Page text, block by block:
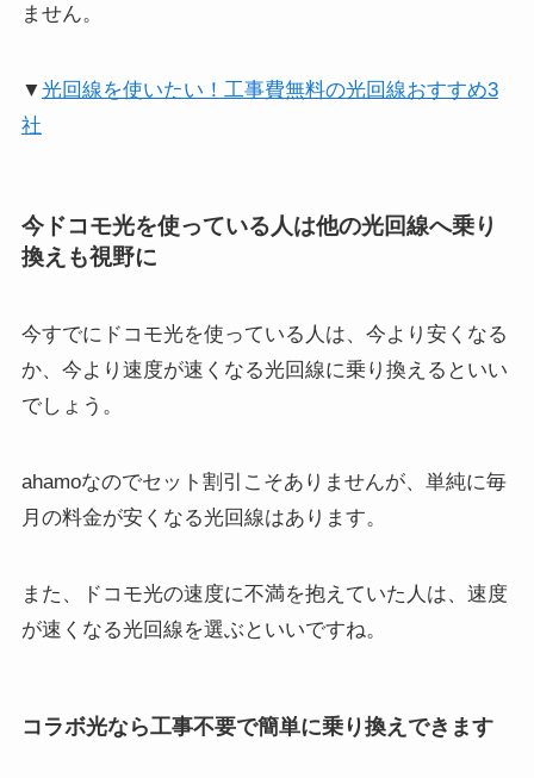
ません。
▼光回線を使いたい！工事費無料の光回線おすすめ3
社
今ドコモ光を使っている人は他の光回線へ乗り
換えも視野に
今すでにドコモ光を使っている人は、 今より安くなる
か、今より速度が速くなる光回線に乗り換えるといい
でしょう。
ahamoなのでセット割引こそありませんが、単純に毎
月の料金が安くなる光回線はあります。
また、ドコモ光の速度に不満を抱えていた人は、速度
が速くなる光回線を選ぶといいですね。
コラボ光なら工事不要で簡単に乗り換えできます